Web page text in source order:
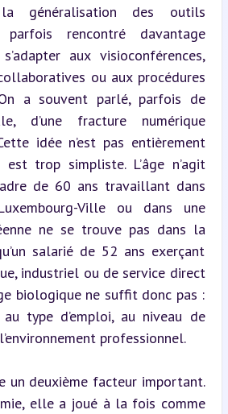
généralisation des outils
parfois rencontré davantage
aux visioconférences,
ou aux procédures
a souvent parlé, parfois de
d’une fracture numérique
idée n’est pas entièrement
trop simpliste. L’âge n’agit
de 60 ans travaillant dans
Ville ou dans une
ne se trouve pas dans la
salarié de 52 ans exerçant
industriel ou de service direct
biologique ne suffit donc pas :
type d’emploi, au niveau de
professionnel.
un deuxième facteur important.
elle a joué à la fois comme